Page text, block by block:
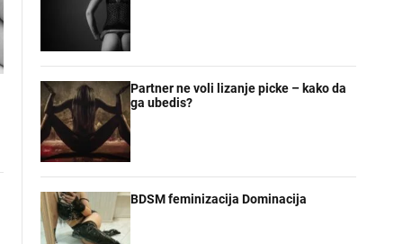
Partner ne voli lizanje picke – kako da
ga ubedis?
BDSM feminizacija Dominacija